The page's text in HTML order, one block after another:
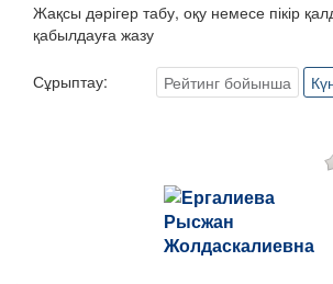
Жақсы дәрігер табу, оқу немесе пікір
қабылдауға жазу
Сұрыптау: Рейтинг бойынша